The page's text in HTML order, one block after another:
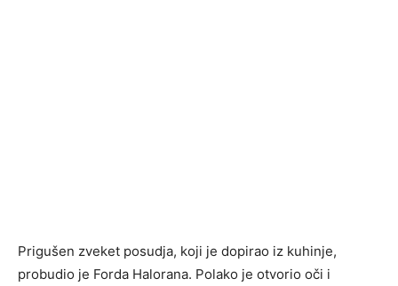
Prigušen zveket posudja, koji je dopirao iz kuhinje,
probudio je Forda Halorana. Polako je otvorio oči i